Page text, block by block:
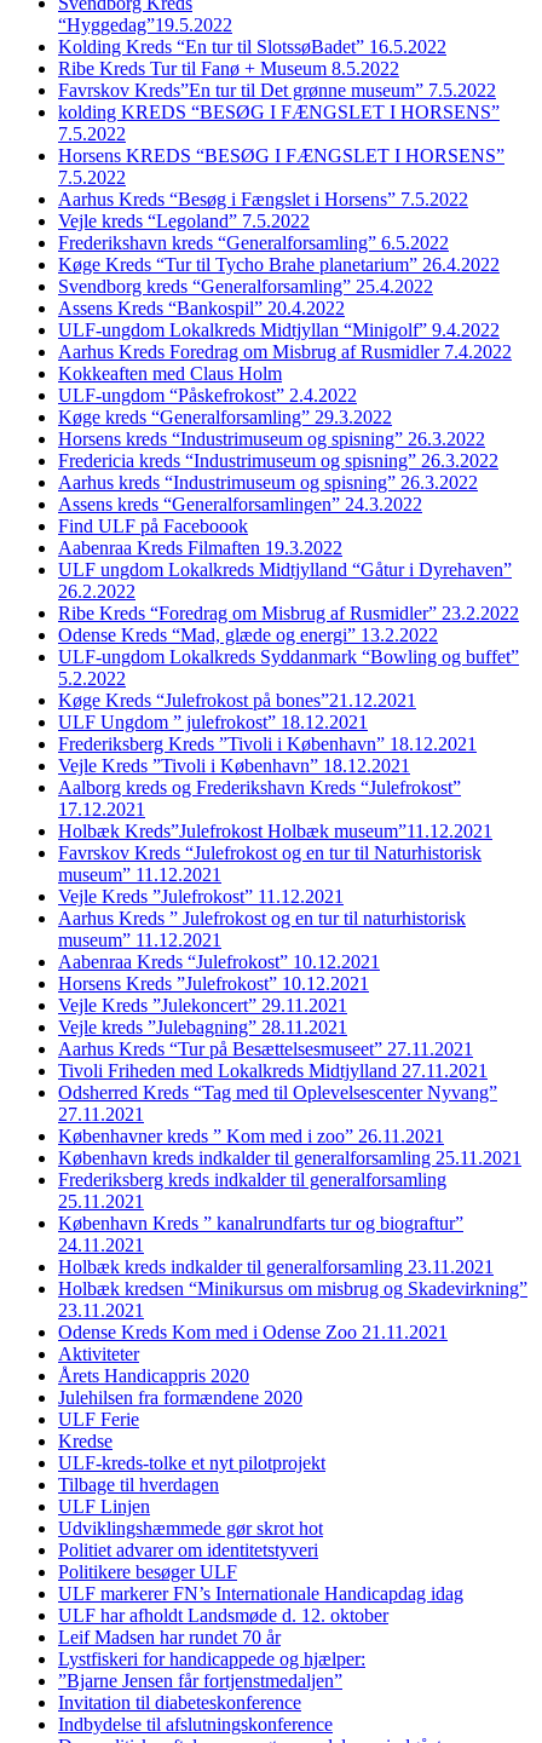
“Hyggedag”19.5.2022
Kolding Kreds “En tur til SlotssøBadet” 16.5.2022
Ribe Kreds Tur til Fanø + Museum 8.5.2022
Favrskov Kreds”En tur til Det grønne museum” 7.5.2022
kolding KREDS “BESØG I FÆNGSLET I HORSENS”
7.5.2022
Horsens KREDS “BESØG I FÆNGSLET I HORSENS”
7.5.2022
Aarhus Kreds “Besøg i Fængslet i Horsens” 7.5.2022
Vejle kreds “Legoland” 7.5.2022
Frederikshavn kreds “Generalforsamling” 6.5.2022
Køge Kreds “Tur til Tycho Brahe planetarium” 26.4.2022
Svendborg kreds “Generalforsamling” 25.4.2022
Assens Kreds “Bankospil” 20.4.2022
ULF-ungdom Lokalkreds Midtjyllan “Minigolf” 9.4.2022
Aarhus Kreds Foredrag om Misbrug af Rusmidler 7.4.2022
Kokkeaften med Claus Holm
ULF-ungdom “Påskefrokost” 2.4.2022
Køge kreds “Generalforsamling” 29.3.2022
Horsens kreds “Industrimuseum og spisning” 26.3.2022
Fredericia kreds “Industrimuseum og spisning” 26.3.2022
Aarhus kreds “Industrimuseum og spisning” 26.3.2022
Assens kreds “Generalforsamlingen” 24.3.2022
Find ULF på Faceboook
Aabenraa Kreds Filmaften 19.3.2022
ULF ungdom Lokalkreds Midtjylland “Gåtur i Dyrehaven”
26.2.2022
Ribe Kreds “Foredrag om Misbrug af Rusmidler” 23.2.2022
Odense Kreds “Mad, glæde og energi” 13.2.2022
ULF-ungdom Lokalkreds Syddanmark “Bowling og buffet”
5.2.2022
Køge Kreds “Julefrokost på bones”21.12.2021
ULF Ungdom ” julefrokost” 18.12.2021
Frederiksberg Kreds ”Tivoli i København” 18.12.2021
Vejle Kreds ”Tivoli i København” 18.12.2021
Aalborg kreds og Frederikshavn Kreds “Julefrokost”
17.12.2021
Holbæk Kreds”Julefrokost Holbæk museum”11.12.2021
Favrskov Kreds “Julefrokost og en tur til Naturhistorisk
museum” 11.12.2021
Vejle Kreds ”Julefrokost” 11.12.2021
Aarhus Kreds ” Julefrokost og en tur til naturhistorisk
museum” 11.12.2021
Aabenraa Kreds “Julefrokost” 10.12.2021
Horsens Kreds ”Julefrokost” 10.12.2021
Vejle Kreds ”Julekoncert” 29.11.2021
Vejle kreds ”Julebagning” 28.11.2021
Aarhus Kreds “Tur på Besættelsesmuseet” 27.11.2021
Tivoli Friheden med Lokalkreds Midtjylland 27.11.2021
Odsherred Kreds “Tag med til Oplevelsescenter Nyvang”
27.11.2021
Københavner kreds ” Kom med i zoo” 26.11.2021
København kreds indkalder til generalforsamling 25.11.2021
Frederiksberg kreds indkalder til generalforsamling
25.11.2021
København Kreds ” kanalrundfarts tur og biograftur”
24.11.2021
Holbæk kreds indkalder til generalforsamling 23.11.2021
Holbæk kredsen “Minikursus om misbrug og Skadevirkning”
23.11.2021
Odense Kreds Kom med i Odense Zoo 21.11.2021
Aktiviteter
Årets Handicappris 2020
Julehilsen fra formændene 2020
ULF Ferie
Kredse
ULF-kreds-tolke et nyt pilotprojekt
Tilbage til hverdagen
ULF Linjen
Udviklingshæmmede gør skrot hot
Politiet advarer om identitetstyveri
Politikere besøger ULF
ULF markerer FN’s Internationale Handicapdag idag
ULF har afholdt Landsmøde d. 12. oktober
Leif Madsen har rundet 70 år
Lystfiskeri for handicappede og hjælper:
”Bjarne Jensen får fortjenstmedaljen”
Invitation til diabeteskonference
Indbydelse til afslutningskonference